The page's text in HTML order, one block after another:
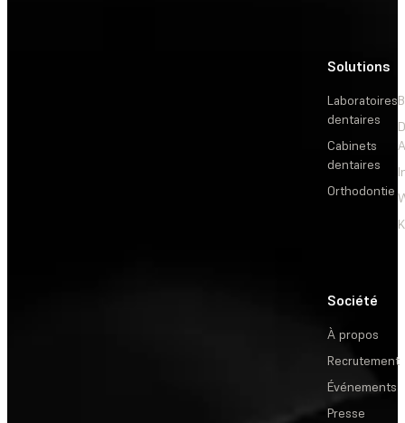
Solutions
Laboratoires
dentaires
Cabinets
dentaires
Orthodontie
Société
À propos
Recrutement
Événements
Presse